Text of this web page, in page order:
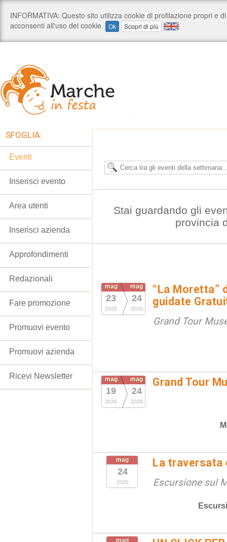
Stai guardando gli
provincia
mag
23
2026
mag
24
2026
“La Moretta”
guidate
Grand Tour
mag
19
2026
mag
24
2026
Grand Tour
mag
24
2026
La traversata
Escursione sul
mag
SFOGLIA:
Eventi
Inserisci evento
Area utenti
Inserisci azienda
Approfondimenti
Redazionali
Fare promozione
Promuovi evento
Promuovi azienda
Ricevi Newsletter